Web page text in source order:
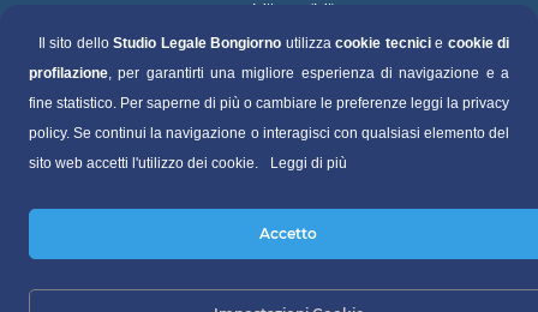
20121 Milano (MI)
Tel. 06.68891168 (Roma)
Tel. 06.68136759 (Roma)
Tel. 02.49536570 (Milano)
P.IVA 04495500821
Il sito delloStudio Legale Bongiorno utilizzacookie tecnicie cookie di
profilazione, per garantirti una migliore esperienza di navigazione e a
fine statistico. Per saperne di più o cambiare le preferenze leggi la privacy
policy. Se continui la navigazione o interagisci con qualsiasi elemento del
sito web accetti l'utilizzo dei cookie.
Leggi di più
Accetto